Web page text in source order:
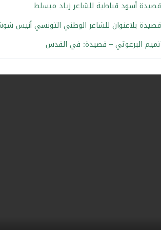
قصيدة أسود قباطية للشاعر زياد مبسلط
قصيدة بلاعنوان للشاعر الوطني التونسي أنيس
تميم البرغوثي – قصيدة: في القدس